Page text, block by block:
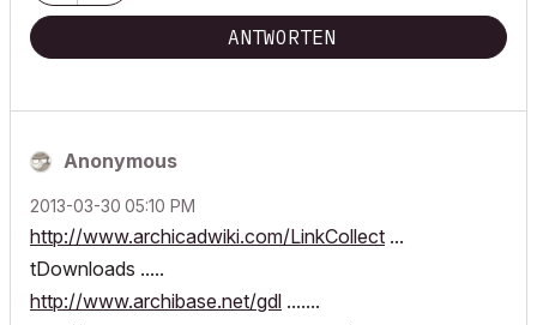
ANTWORTEN
Anonymous
‎2013-03-30 05:10 PM
http://www.archicadwiki.com/LinkCollect ...
tDownloads .....
http://www.archibase.net/gdl .......